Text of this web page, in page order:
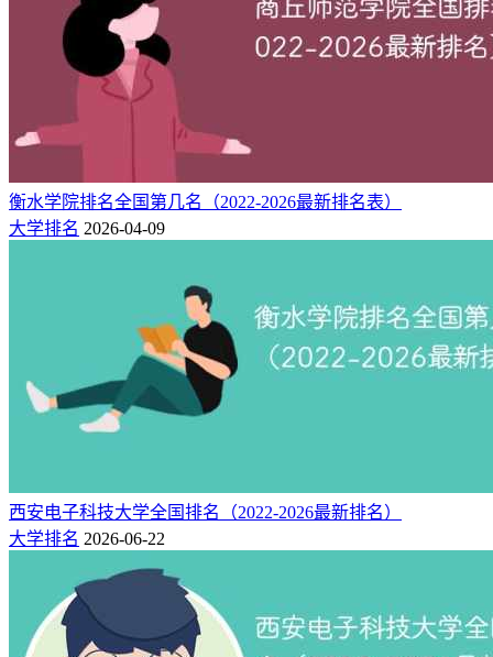
大学
经
平大学
2.东北财经大学全国排名一览表（USNews版）
按USNews排名版大学排行榜看，东北财经大学2025在全国排
名为第170位。
年份
排
名
院校 所在地
类
型
办学层次
东北财
辽宁 大 财 101计划、研究生院、保研、
二：东北财经大学简介
东北财经大学以“培育卓越财经人才，服务经济社会发展”为使
命，是一所突出经济学、管理学优势和特色，经济学、管理
学、法学、文学、理学等多学科协调发展的研究型大学。学校
坐落于美丽的海滨城市辽宁省大连市，总占地面积60万平方
学校持续完善“引育用相结合、老中青全覆盖、各岗位人才全
面发展”的人才工作体系，入选“高等学校学科创新引智计划”
职称190人、副高级职称332人。入选国家级人才计划、获得国
家级荣誉称号51人次，入选省级人才计划、获得省级荣誉称号
469人次，以星海讲座教授、兼职教授、客座教授等形式柔性
衡水学院排名全国第几名（2022-2026最新排名表）
大学排名 2026-04-09
西安电子科技大学全国排名（2022-2026最新排名）
大学排名 2026-06-22